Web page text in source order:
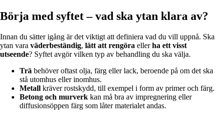
Börja med syftet – vad ska ytan klara av?
Innan du sätter igång är det viktigt att definiera vad du vill uppnå. Ska
ytan vara väderbeständig, lätt att rengöra ellerha ett visst
utseende? Syftet avgör vilken typ av behandling du ska välja.
Trä behöver oftast olja, färg eller lack, beroende på om det ska
stå utomhus eller inomhus.
Metall kräver rostskydd, till exempel i form av primer och färg.
Betong och murverk kan må bra av impregnering eller
diffusionsöppen färg som låter materialet andas.